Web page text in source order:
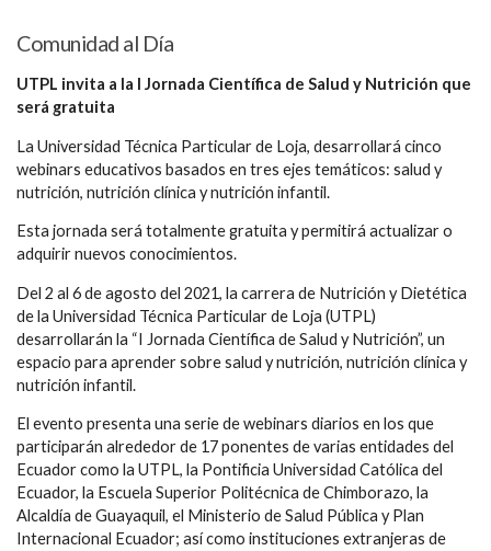
Comunidad al Día
UTPL invita a la I Jornada Científica de Salud y Nutrición que
será gratuita
La Universidad Técnica Particular de Loja, desarrollará cinco
webinars educativos basados en tres ejes temáticos: salud y
nutrición, nutrición clínica y nutrición infantil.
Esta jornada será totalmente gratuita y permitirá actualizar o
adquirir nuevos conocimientos.
Del 2 al 6 de agosto del 2021, la carrera de Nutrición y Dietética
de la Universidad Técnica Particular de Loja (UTPL)
desarrollarán la “I Jornada Científica de Salud y Nutrición”, un
espacio para aprender sobre salud y nutrición, nutrición clínica y
nutrición infantil.
El evento presenta una serie de webinars diarios en los que
participarán alrededor de 17 ponentes de varias entidades del
Ecuador como la UTPL, la Pontificia Universidad Católica del
Ecuador, la Escuela Superior Politécnica de Chimborazo, la
Alcaldía de Guayaquil, el Ministerio de Salud Pública y Plan
Internacional Ecuador; así como instituciones extranjeras de